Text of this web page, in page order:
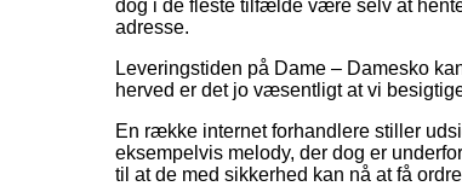
dog i de fleste tilfælde være selv at
adresse.
Leveringstiden på Dame – Damesko
herved er det jo væsentligt at vi
En række internet forhandlere stiller
eksempelvis melody, der dog er
til at de med sikkerhed kan nå at få